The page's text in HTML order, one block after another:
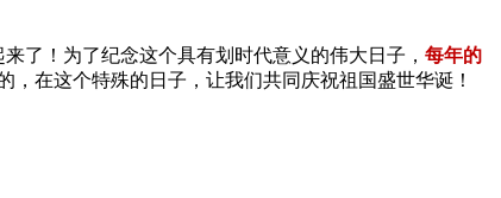
了！为了纪念这个具有划时代意义的伟大日子， 每年的
在这个特殊的日子，让我们共同庆祝祖国盛世华诞！